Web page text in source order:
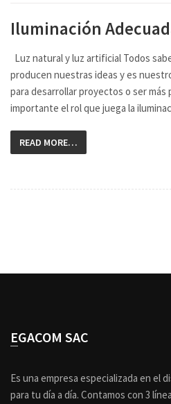
Iluminación
Luz natural y luz artificial Todos
producen nuestras ideas y es
para desarrollar proyectos o ser
importante el rol que juega la
READ MORE…
EGACOM SAC
Es una empresa especializada en el
para tu día a día. Contamos con 3